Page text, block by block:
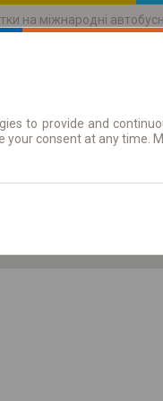
на міжнародні
to provide and
your consent at any time.